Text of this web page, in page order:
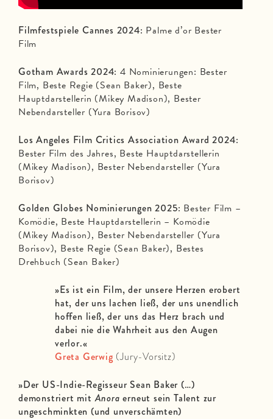
Filmfestspiele Cannes 2024: Palme d’or Bester
Film
Gotham Awards 2024: 4 Nominierungen: Bester
Film, Beste Regie (Sean Baker), Beste
Hauptdarstellerin (Mikey Madison), Bester
Nebendarsteller (Yura Borisov)
Los Angeles Film Critics Association Award 2024:
Bester Film des Jahres, Beste Hauptdarstellerin
(Mikey Madison), Bester Nebendarsteller (Yura
Borisov)
Golden Globes Nominierungen 2025: Bester Film –
Komödie, Beste Hauptdarstellerin – Komödie
(Mikey Madison), Bester Nebendarsteller (Yura
Borisov), Beste Regie (Sean Baker), Bestes
Drehbuch (Sean Baker)
»Es ist ein Film, der unsere Herzen erobert
hat, der uns lachen ließ, der uns unendlich
hoffen ließ, der uns das Herz brach und
dabei nie die Wahrheit aus den Augen
verlor.«
Greta Gerwig (Jury-Vorsitz)
»Der US-Indie-Regisseur Sean Baker (…)
demonstriert mitAnora erneut sein Talent zur
ungeschminkten (und unverschämten)